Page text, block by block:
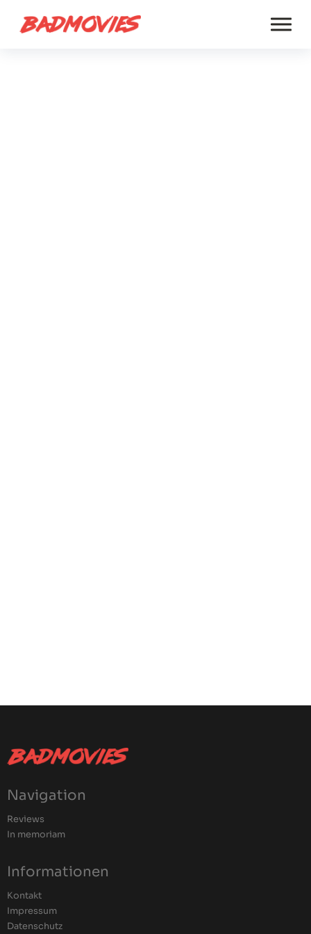
Navigation
Reviews
In memoriam
Informationen
Kontakt
Impressum
Datenschutz